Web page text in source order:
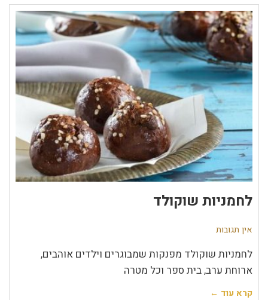
לחמניות שוקולד
אין תגובות
לחמניות שוקולד מפנקות שמבוגרים וילדים אוהבים,
ארוחת ערב, בית ספר וכל מטרה
קרא עוד ←